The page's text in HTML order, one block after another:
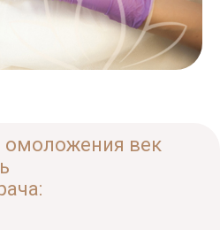
омоложения век